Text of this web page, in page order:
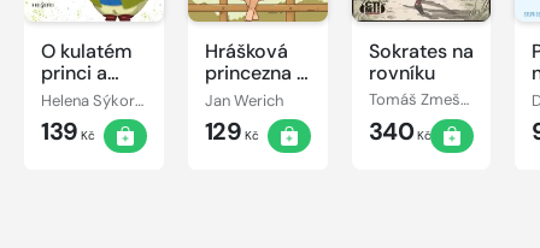
O kulatém
princi a
nezbedné
víle
Helena Sýkorová
139 Kč
Hrášková
princezna a
skřítek se
šišatou
hlavou
Jan Werich
129 Kč
Sokrates na
rovníku
Tomáš Zmeškal
340Kč